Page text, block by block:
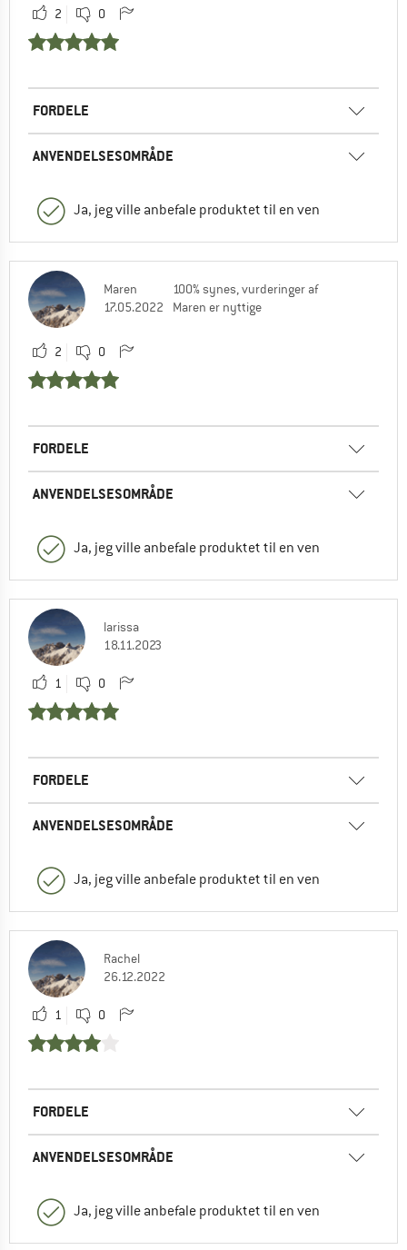
2 0
FORDELE
ANVENDELSESOMRÅDE
Ja, jeg ville anbefale produktet til en ven
Maren
17.05.2022
100% synes, vurderinger af
Maren er nyttige
2 0
FORDELE
ANVENDELSESOMRÅDE
Ja, jeg ville anbefale produktet til en ven
larissa
18.11.2023
1 0
FORDELE
ANVENDELSESOMRÅDE
Ja, jeg ville anbefale produktet til en ven
Rachel
26.12.2022
1 0
FORDELE
ANVENDELSESOMRÅDE
Ja, jeg ville anbefale produktet til en ven